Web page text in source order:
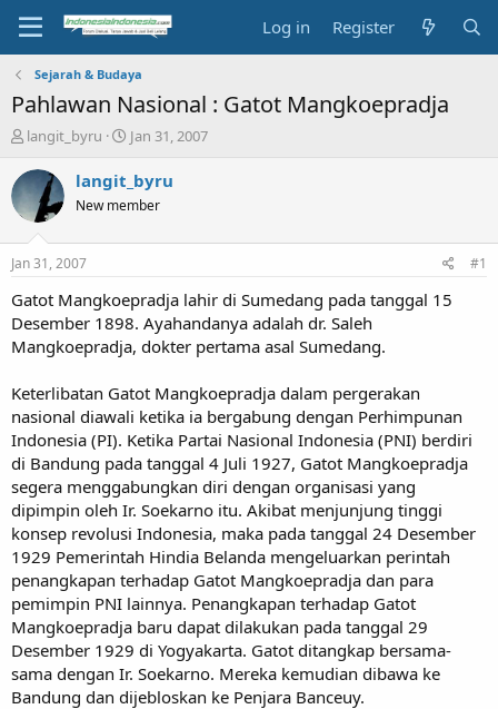
Log in Register
Sejarah & Budaya
Pahlawan Nasional : Gatot Mangkoepradja
T
r
e
a
t
a
t
e
langit_byru
S
a
r
t
e
Jan 31, 2007
langit_byru
New member
Jan 31, 2007 #1
Gatot Mangkoepradja lahir di Sumedang pada tanggal 15
Desember 1898. Ayahandanya adalah dr. Saleh
Mangkoepradja, dokter pertama asal Sumedang.
Keterlibatan Gatot Mangkoepradja dalam pergerakan
nasional diawali ketika ia bergabung dengan Perhimpunan
Indonesia (PI). Ketika Partai Nasional Indonesia (PNI) berdiri
di Bandung pada tanggal 4 Juli 1927, Gatot Mangkoepradja
segera menggabungkan diri dengan organisasi yang
dipimpin oleh Ir. Soekarno itu. Akibat menjunjung tinggi
konsep revolusi Indonesia, maka pada tanggal 24 Desember
1929 Pemerintah Hindia Belanda mengeluarkan perintah
penangkapan terhadap Gatot Mangkoepradja dan para
pemimpin PNI lainnya. Penangkapan terhadap Gatot
Mangkoepradja baru dapat dilakukan pada tanggal 29
Desember 1929 di Yogyakarta. Gatot ditangkap bersama-
sama dengan Ir. Soekarno. Mereka kemudian dibawa ke
Bandung dan dijebloskan ke Penjara Banceuy.